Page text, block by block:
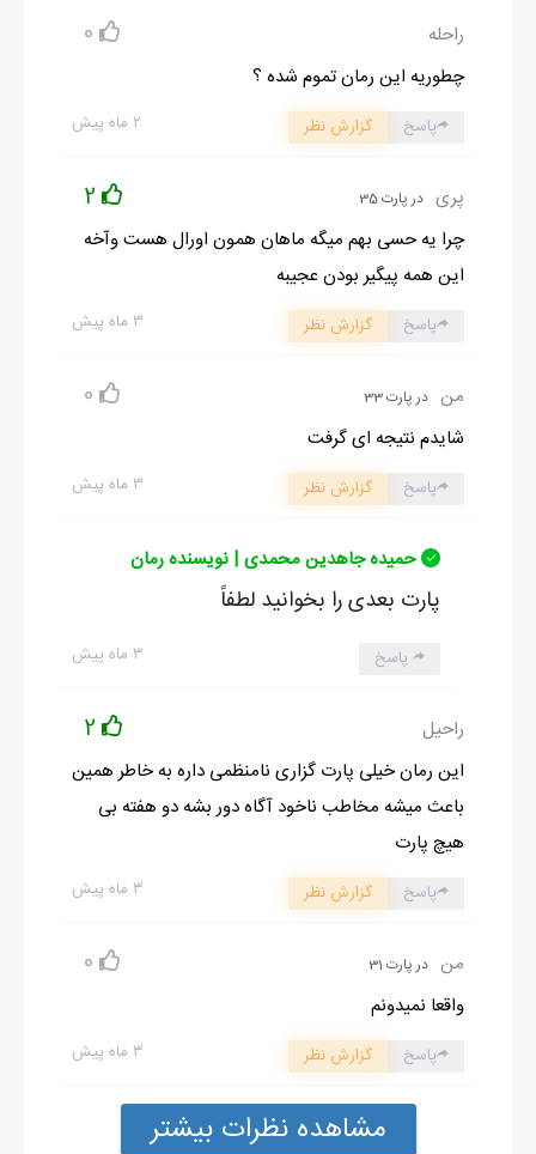
راحله 0
چطوریه این رمان تموم شده ؟
۲ ماه پیش پاسخ گزارش نظر
پری در پارت 35 2
چرا یه حسی بهم میگه ماهان همون اورال هست وآخه
این همه پیگیر بودن عجیبه
۳ ماه پیش پاسخ گزارش نظر
من در پارت 33 0
شایدم نتیجه ای گرفت
۳ ماه پیش پاسخ گزارش نظر
حمیده جاهدین محمدی | نویسنده رمان
پارت بعدی را بخوانید لطفاً
۳ ماه پیش پاسخ
راحیل 2
این رمان خیلی پارت گزاری نامنظمی داره به خاطر همین
باعث میشه مخاطب ناخود آگاه دور بشه دو هفته بی
هیچ پارت
۳ ماه پیش پاسخ گزارش نظر
من در پارت 31 0
واقعا نمیدونم
۳ ماه پیش پاسخ گزارش نظر
مشاهده نظرات بیشتر